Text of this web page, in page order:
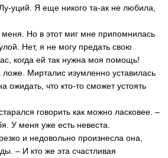
уций. Я еще никого та-ак не любила,
Но в этот миг мне припомнилась
Нет, я не могу предать свою
когда ей так нужна моя помощь!
Мирталис изумленно уставилась
ожидать, что кто-то сможет устоять
говорить как можно ласковее. –
У меня уже есть невеста.
и недовольно произнесла она,
– И кто же эта счастливая